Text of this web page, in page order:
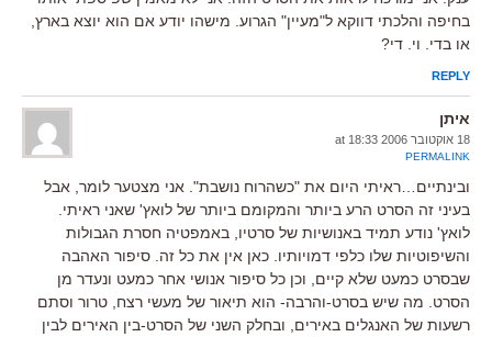
בחיפה והלכתי דווקא ל"מעיין" הגרוע. מישהו יודע אם הוא יוצא בארץ,
או בדי. וי. די?
REPLY
איתן
18 אוקטובר 2006 at 18:33
PERMALINK
ובינתיים…ראיתי היום את "כשהרוח נושבת". אני מצטער לומר, אבל
בעיני זה הסרט הרע ביותר והמקומם ביותר של לואץ' שאני ראיתי.
לואץ' נודע תמיד באנושיות של סרטיו, באמפטיה חסרת הגבולות
והשיפוטיות שלו כלפי דמויותיו. כאן אין את כל זה. סיפור האהבה
שבסרט כמעט שלא קיים, וכן כל סיפור אנושי אחר כמעט ונעדר מן
הסרט. מה שיש בסרט-והרבה- הוא תיאור של מעשי רצח, טרור וסתם
רשעות של האנגלים באירים, ובחלק השני של הסרט-בין האירים לבין